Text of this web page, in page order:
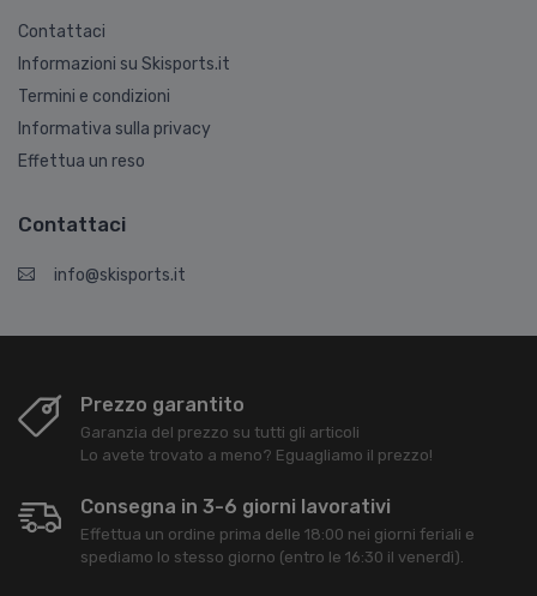
Contattaci
Informazioni su Skisports.it
Termini e condizioni
Informativa sulla privacy
Effettua un reso
Contattaci
info@skisports.it
Prezzo garantito
Garanzia del prezzo su tutti gli articoli
Lo avete trovato a meno? Eguagliamo il prezzo!
Consegna in 3-6 giorni lavorativi
Effettua un ordine prima delle 18:00 nei giorni feriali e
spediamo lo stesso giorno (entro le 16:30 il venerdì).